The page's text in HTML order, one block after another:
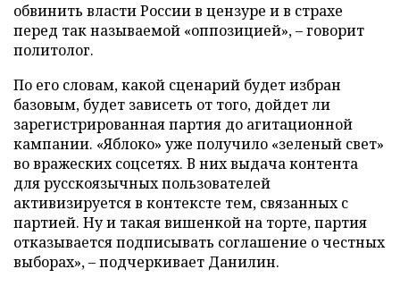
обвинить власти России в цензуре и в страхе
перед так называемой «оппозицией», – говорит
политолог.
По его словам, какой сценарий будет избран
базовым, будет зависеть от того, дойдет ли
зарегистрированная партия до агитационной
кампании. «Яблоко» уже получило «зеленый свет»
во вражеских соцсетях. В них выдача контента
для русскоязычных пользователей
активизируется в контексте тем, связанных с
партией. Ну и такая вишенкой на торте, партия
отказывается подписывать соглашение о честных
выборах», – подчеркивает Данилин.